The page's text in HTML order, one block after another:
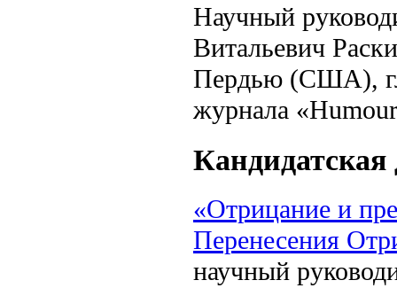
Научный
Витальевич
Пердью (США),
журнала
Кандидатская
«Отрицание и
Перенесения
научный